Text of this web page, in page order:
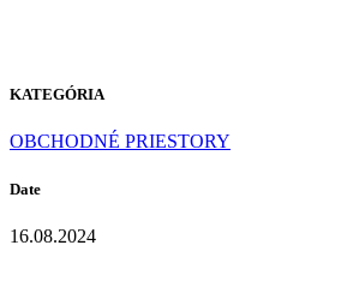
KATEGÓRIA
OBCHODNÉ PRIESTORY
Date
16.08.2024